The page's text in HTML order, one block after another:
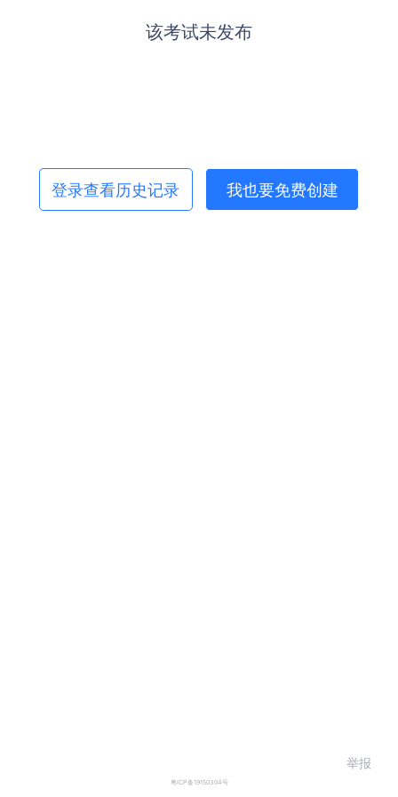
该考试未发布
登录查看历史记录 我也要免费创建
粤ICP备19150304号
举报